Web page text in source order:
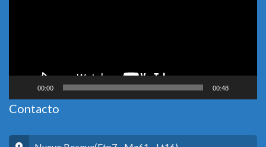
00:00 00:48
Contacto